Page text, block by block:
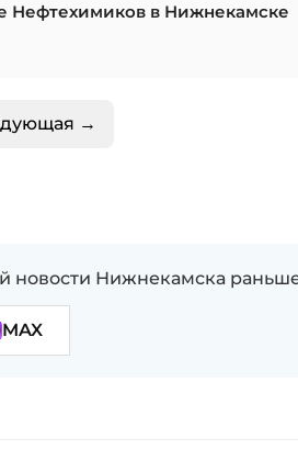
Нефтехимиков в Нижнекамске
→
новости Нижнекамска
MAX